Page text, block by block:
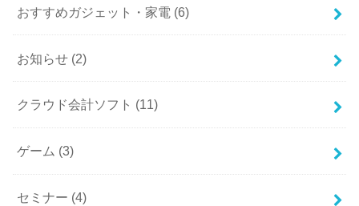
おすすめガジェット・家電 (6)
お知らせ (2)
クラウド会計ソフト (11)
ゲーム (3)
セミナー (4)